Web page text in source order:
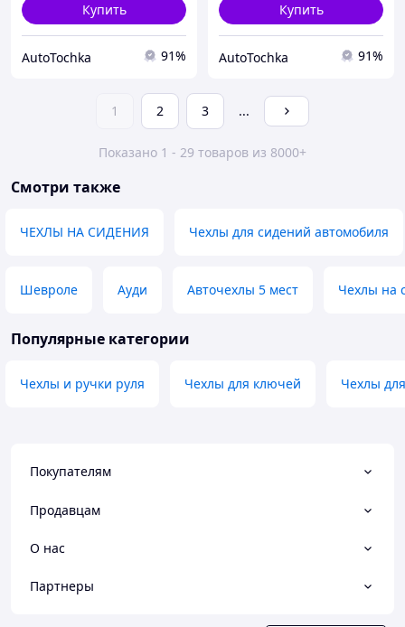
Купить
AutoTochka 91%
Купить
AutoTochka 91%
1 2 3 ...
Показано 1 - 29 товаров из 8000+
Смотри также
ЧЕХЛЫ НА СИДЕНИЯ Чехлы для сидений автомобиля
Шевроле Ауди Авточехлы 5 мест Чехлы на
Популярные категории
Чехлы и ручки руля Чехлы для ключей Чехлы
Покупателям
Продавцам
О нас
Партнеры